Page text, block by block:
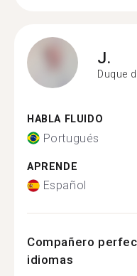
J.
Duque
HABLA FLUIDO
Portugués
APRENDE
Español
Compañero
idiomas